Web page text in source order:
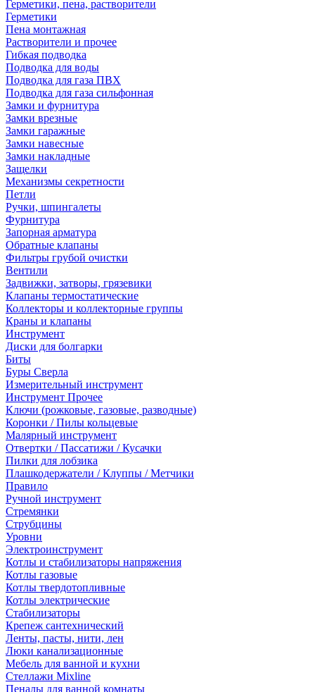
Герметики, пена, растворители
Герметики
Пена монтажная
Растворители и прочее
Гибкая подводка
Подводка для воды
Подводка для газа ПВХ
Подводка для газа сильфонная
Замки и фурнитура
Замки врезные
Замки гаражные
Замки навесные
Замки накладные
Защелки
Механизмы секретности
Петли
Ручки, шпингалеты
Фурнитура
Запорная арматура
Обратные клапаны
Фильтры грубой очистки
Вентили
Задвижки, затворы, грязевики
Клапаны термостатические
Коллекторы и коллекторные группы
Краны и клапаны
Инструмент
Диски для болгарки
Биты
Буры Сверла
Измерительный инструмент
Инструмент Прочее
Ключи (рожковые, газовые, разводные)
Коронки / Пилы кольцевые
Малярный инструмент
Отвертки / Пассатижи / Кусачки
Пилки для лобзика
Плашкодержатели / Клуппы / Метчики
Правило
Ручной инструмент
Стремянки
Струбцины
Уровни
Электроинструмент
Котлы и стабилизаторы напряжения
Котлы газовые
Котлы твердотопливные
Котлы электрические
Стабилизаторы
Крепеж сантехнический
Ленты, пасты, нити, лен
Люки канализационные
Мебель для ванной и кухни
Стеллажи Mixline
Пеналы для ванной комнаты